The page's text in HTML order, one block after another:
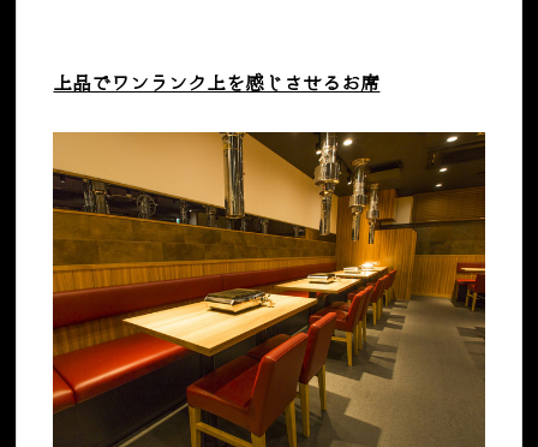
上品でワンランク上を感じさせるお席